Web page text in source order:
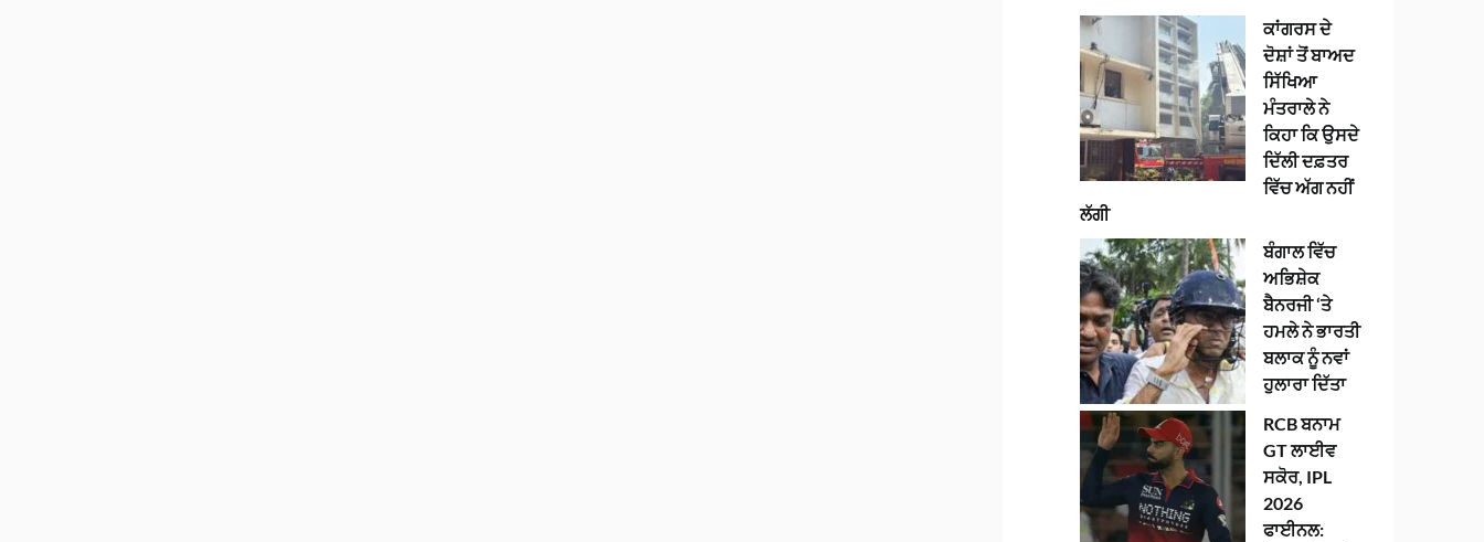
ਕਾਂਗਰਸ ਦੇ
ਦੋਸ਼ਾਂ ਤੋਂ ਬਾਅਦ
ਸਿੱਖਿਆ
ਮੰਤਰਾਲੇ ਨੇ
ਕਿਹਾ ਕਿ ਉਸਦੇ
ਦਿੱਲੀ ਦਫ਼ਤਰ
ਵਿੱਚ ਅੱਗ ਨਹੀਂ
ਲੱਗੀ
ਬੰਗਾਲ ਵਿੱਚ
ਅਭਿਸ਼ੇਕ
ਬੈਨਰਜੀ ‘ਤੇ
ਹਮਲੇ ਨੇ ਭਾਰਤੀ
ਬਲਾਕ ਨੂੰ ਨਵਾਂ
ਹੁਲਾਰਾ ਦਿੱਤਾ
RCB ਬਨਾਮ
GT ਲਾਈਵ
ਸਕੋਰ, IPL
2026
ਫਾਈਨਲ: